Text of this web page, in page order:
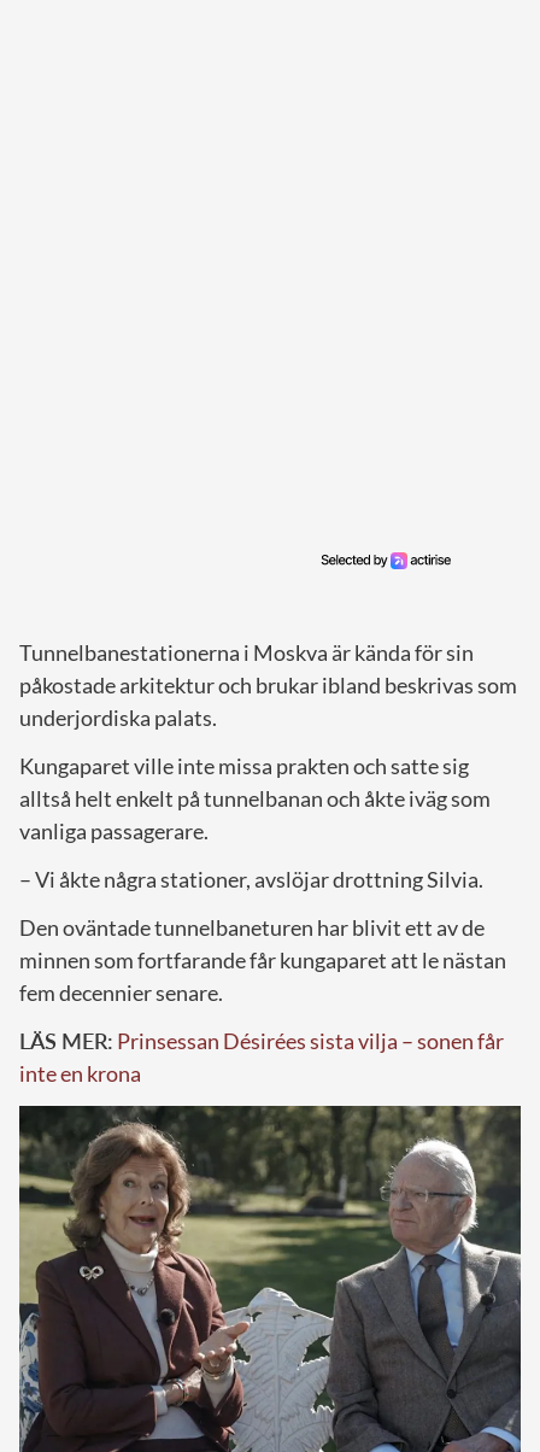
Tunnelbanestationerna i Moskva är kända för sin
påkostade arkitektur och brukar ibland beskrivas som
underjordiska palats.
Kungaparet ville inte missa prakten och satte sig
alltså helt enkelt på tunnelbanan och åkte iväg som
vanliga passagerare.
– Vi åkte några stationer, avslöjar drottning Silvia.
Den oväntade tunnelbaneturen har blivit ett av de
minnen som fortfarande får kungaparet att le nästan
fem decennier senare.
LÄS MER: Prinsessan Désirées sista vilja – sonen får
inte en krona